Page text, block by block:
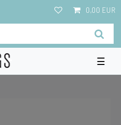
0,00 EUR
☰